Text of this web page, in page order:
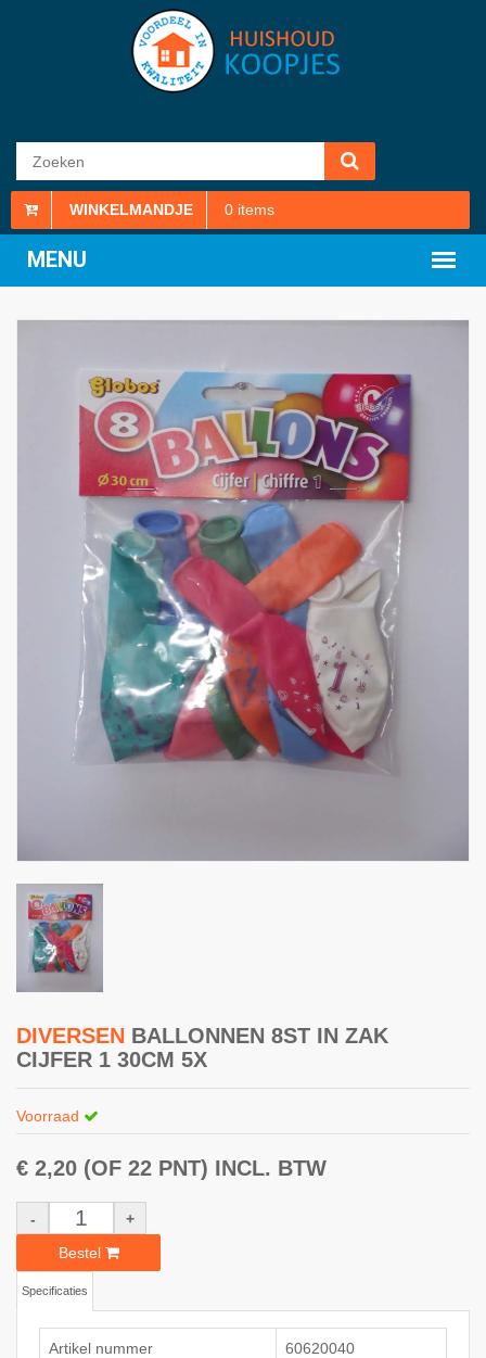
WINKELMANDJE 0 items
DIVERSEN BALLONNEN 8ST IN ZAK
CIJFER 1 30CM 5X
Voorraad
€ 2,20 (OF 22 PNT) INCL. BTW
-
+
Bestel
Specificaties
Artikel nummer 60620040